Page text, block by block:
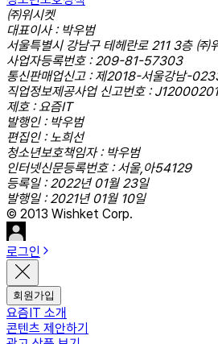
㈜위시켓
대표이사 : 박우범
서울특별시 강남구 테헤란로 211 3층 ㈜
사업자등록번호 : 209-81-57303
통신판매업신고 : 제2018-서울강남-
직업정보제공사업 신고번호 :
제호 : 요즘IT
발행인 : 박우범
편집인 : 노희선
청소년보호책임자 : 박우범
인터넷신문등록번호 : 서울,아54129
등록일 : 2022년 01월 23일
발행일 : 2021년 01월 10일
© 2013 Wishket Corp.
로그인
회원가입
요즘IT 소개
콘텐츠 제안하기